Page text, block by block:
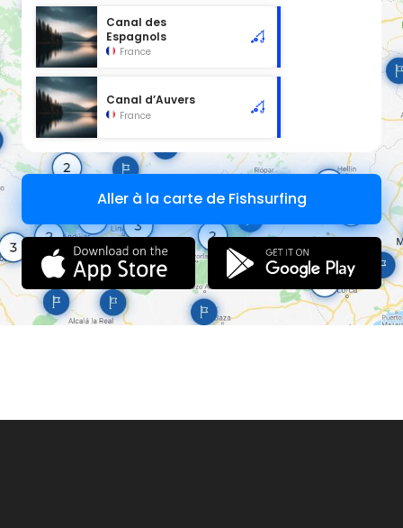
Canal des
Espagnols
France
Canal d’Auvers
France
Aller à la carte de Fishsurfing